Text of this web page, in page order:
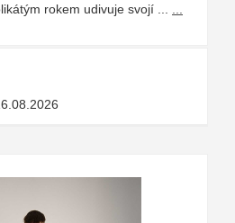
rokem udivuje svojí ...